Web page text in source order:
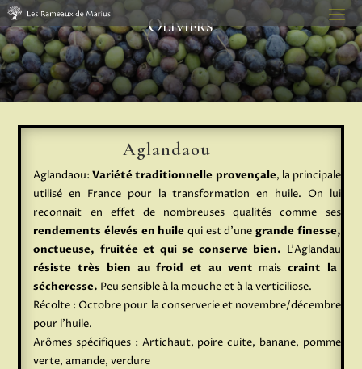
Oliviers
Aglandaou
Aglandaou:Variété traditionnelle provençale, la principale
utilisé en France pour la transformation en huile. On lui
reconnait en effet de nombreuses qualités comme ses
rendements élevés en huile qui est d’une grande finesse,
onctueuse, fruitée et qui se conserve bien. L’Aglandau
résiste très bien au froid et au vent maiscraint la
sécheresse. Peu sensible à la mouche et à la verticiliose.
Récolte : Octobre pour la conserverie et novembre/décembre
pour l’huile.
Arômes spécifiques : Artichaut, poire cuite, banane, pomme
verte, amande, verdure